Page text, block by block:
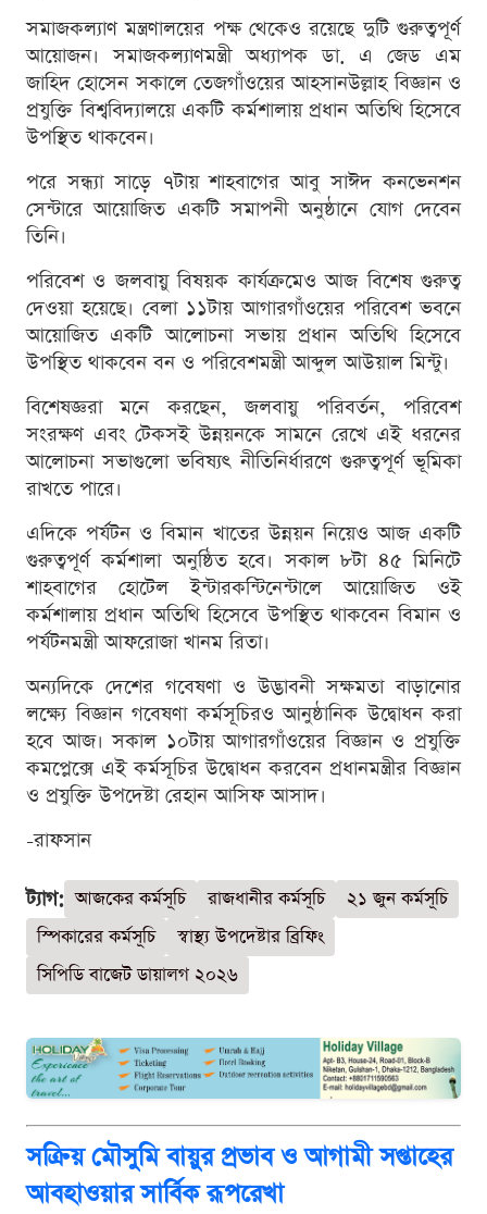
সমাজকল্যাণ মন্ত্রণালয়ের পক্ষ থেকেও রয়েছে দুটি গুরুত্বপূর্ণ
আয়োজন। সমাজকল্যাণমন্ত্রী অধ্যাপক ডা. এ জেড এম
জাহিদ হোসেন সকালে তেজগাঁওয়ের আহসানউল্লাহ বিজ্ঞান ও
প্রযুক্তি বিশ্ববিদ্যালয়ে একটি কর্মশালায় প্রধান অতিথি হিসেবে
উপস্থিত থাকবেন।
পরে সন্ধ্যা সাড়ে ৭টায় শাহবাগের আবু সাঈদ কনভেনশন
সেন্টারে আয়োজিত একটি সমাপনী অনুষ্ঠানে যোগ দেবেন
তিনি।
পরিবেশ ও জলবায়ু বিষয়ক কার্যক্রমেও আজ বিশেষ গুরুত্ব
দেওয়া হয়েছে। বেলা ১১টায় আগারগাঁওয়ের পরিবেশ ভবনে
আয়োজিত একটি আলোচনা সভায় প্রধান অতিথি হিসেবে
উপস্থিত থাকবেন বন ও পরিবেশমন্ত্রী আব্দুল আউয়াল মিন্টু।
বিশেষজ্ঞরা মনে করছেন, জলবায়ু পরিবর্তন, পরিবেশ
সংরক্ষণ এবং টেকসই উন্নয়নকে সামনে রেখে এই ধরনের
আলোচনা সভাগুলো ভবিষ্যৎ নীতিনির্ধারণে গুরুত্বপূর্ণ ভূমিকা
রাখতে পারে।
এদিকে পর্যটন ও বিমান খাতের উন্নয়ন নিয়েও আজ একটি
গুরুত্বপূর্ণ কর্মশালা অনুষ্ঠিত হবে। সকাল ৮টা ৪৫ মিনিটে
শাহবাগের হোটেল ইন্টারকন্টিনেন্টালে আয়োজিত ওই
কর্মশালায় প্রধান অতিথি হিসেবে উপস্থিত থাকবেন বিমান ও
পর্যটনমন্ত্রী আফরোজা খানম রিতা।
অন্যদিকে দেশের গবেষণা ও উদ্ভাবনী সক্ষমতা বাড়ানোর
লক্ষ্যে বিজ্ঞান গবেষণা কর্মসূচিরও আনুষ্ঠানিক উদ্বোধন করা
হবে আজ। সকাল ১০টায় আগারগাঁওয়ের বিজ্ঞান ও প্রযুক্তি
কমপ্লেক্সে এই কর্মসূচির উদ্বোধন করবেন প্রধানমন্ত্রীর বিজ্ঞান
ও প্রযুক্তি উপদেষ্টা রেহান আসিফ আসাদ।
-রাফসান
ট্যাগ: আজকের কর্মসূচি রাজধানীর কর্মসূচি
২১ জুন কর্মসূচি
স্পিকারের কর্মসূচি
স্বাস্থ্য উপদেষ্টার ব্রিফিং
সিপিডি বাজেট ডায়ালগ ২০২৬
সক্রিয় মৌসুমি বায়ুর প্রভাব ও আগামী সপ্তাহের
আবহাওয়ার সার্বিক রূপরেখা